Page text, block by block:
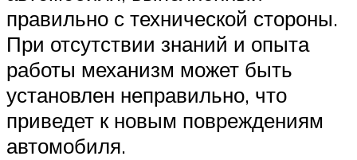
правильно с технической стороны.
При отсутствии знаний и опыта
работы механизм может быть
установлен неправильно, что
приведет к новым повреждениям
автомобиля.